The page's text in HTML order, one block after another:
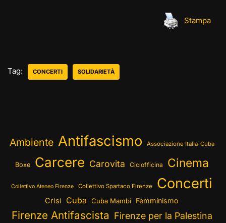
Stampa
Tag: CONCERTI SOLIDARIETÀ
Ambiente Antifascismo Associazione Italia-Cuba
Boxe Carcere Carovita Ciclofficina Cinema
Collettivo Ateneo Firenze Collettivo Spartaco Firenze Concerti
Crisi Cuba Cuba Mambí Femminismo
Firenze Antifascista Firenze per la Palestina